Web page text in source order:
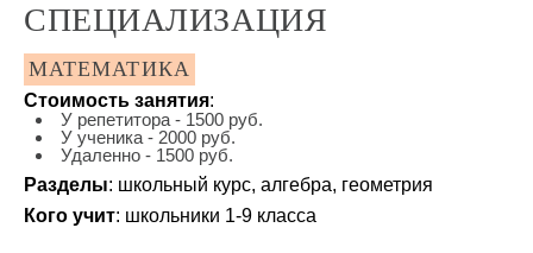
СПЕЦИАЛИЗАЦИЯ
МАТЕМАТИКА
Стоимость занятия:
У репетитора - 1500 руб.
У ученика - 2000 руб.
Удаленно - 1500 руб.
Разделы: школьный курс, алгебра, геометрия
Кого учит: школьники 1-9 класса